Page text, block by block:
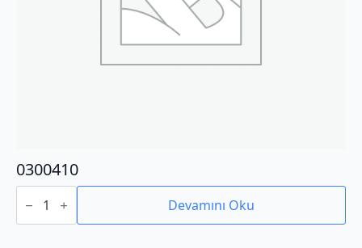
0300410
0300410
adet Devamını Oku